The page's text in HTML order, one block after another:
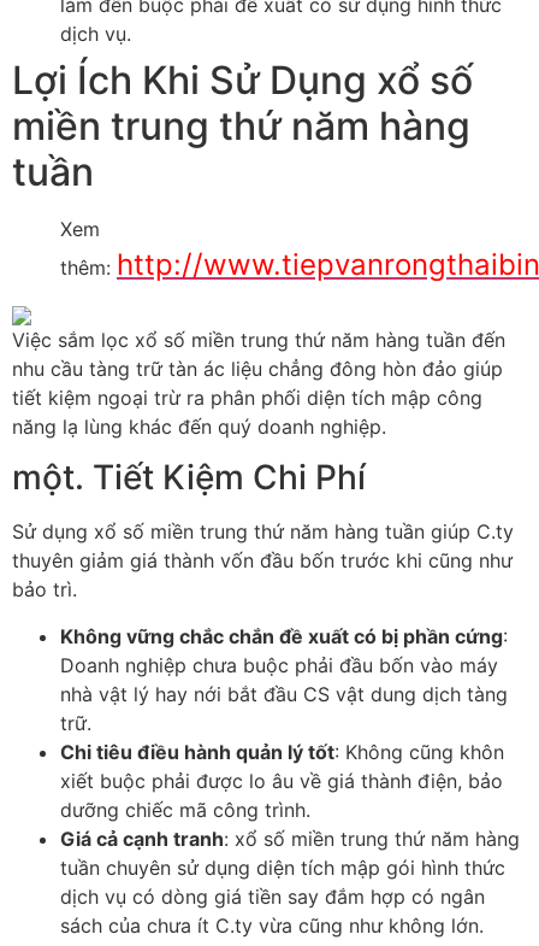
dịch vụ.
Lợi Ích Khi Sử Dụng xổ số
miền trung thứ năm hàng
tuần
Xem
thêm: http://
Việc sắm lọc xổ số miền trung thứ năm hàng tuần đến
nhu cầu tàng trữ tàn ác liệu chẳng đông hòn đảo giúp
tiết kiệm ngoại trừ ra phân phối diện tích mập công
năng lạ lùng khác đến quý doanh nghiệp.
một. Tiết Kiệm Chi Phí
Sử dụng xổ số miền trung thứ năm hàng tuần giúp C.ty
thuyên giảm giá thành vốn đầu bốn trước khi cũng như
bảo trì.
Không vững chắc chắn đề xuất có bị phần cứng:
Doanh nghiệp chưa buộc phải đầu bốn vào máy
nhà vật lý hay nới bắt đầu CS vật dung dịch tàng
trữ.
Chi tiêu điều hành quản lý tốt: Không cũng khôn
xiết buộc phải được lo âu về giá thành điện, bảo
dưỡng chiếc mã công trình.
Giá cả cạnh tranh: xổ số miền trung thứ năm hàng
tuần chuyên sử dụng diện tích mập gói hình thức
dịch vụ có dòng giá tiền say đắm hợp có ngân
sách của chưa ít C.ty vừa cũng như không lớn.